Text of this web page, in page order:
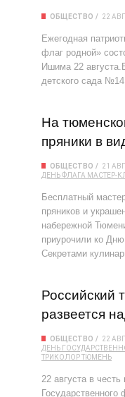
ОБЩЕСТВО 22
Ежегодная
флаг родной»
Ишима 22
детского сада
На
пряники в
ОБЩЕСТВО
21
ДЕНЬ ФЛАГА МАСТЕР-
Бесплатный
пряников и
набережной
приурочили ко
Секретами
Российский
развеется
ОБЩЕСТВО
22
ДЕНЬ
ТРИКОЛОРТЮМЕНЬ
22 августа в